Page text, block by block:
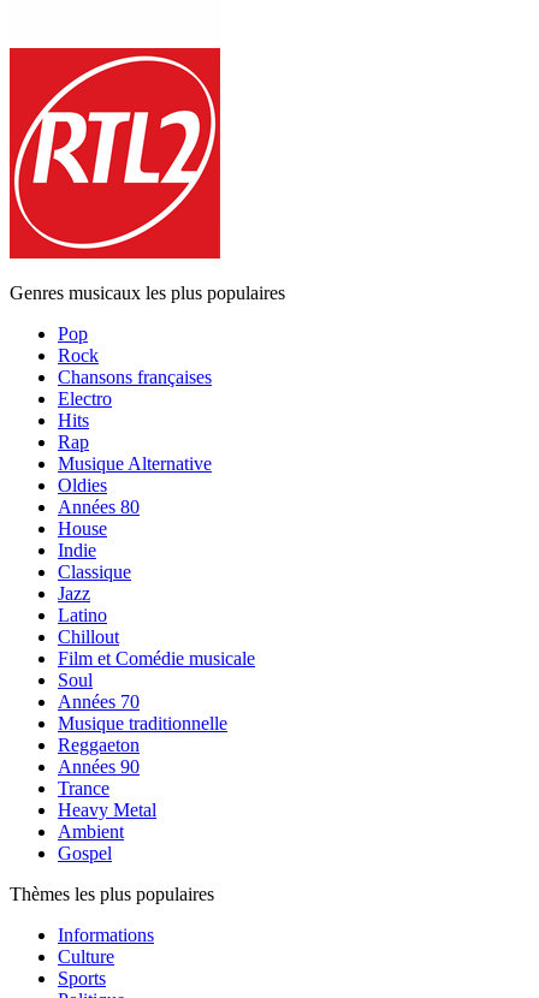
Genres musicaux les plus populaires
Pop
Rock
Chansons françaises
Electro
Hits
Rap
Musique Alternative
Oldies
Années 80
House
Indie
Classique
Jazz
Latino
Chillout
Film et Comédie musicale
Soul
Années 70
Musique traditionnelle
Reggaeton
Années 90
Trance
Heavy Metal
Ambient
Gospel
Thèmes les plus populaires
Informations
Culture
Sports